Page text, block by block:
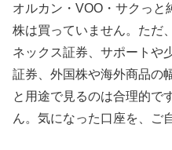
オルカン・VOO・サクっと
株は買っていません。ただ
ネックス証券、サポートや
証券、外国株や海外商品の
と用途で見るのは合理的で
ん。気になった口座を、ご